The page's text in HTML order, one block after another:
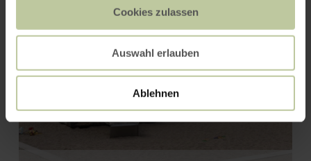
Cookies zulassen
Auswahl erlauben
Ablehnen